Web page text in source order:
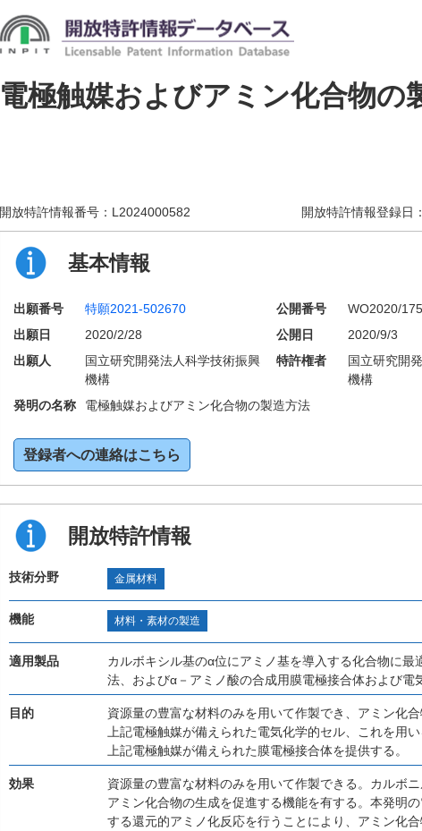
電極触媒およびアミン化合物の
開放特許情報番号： L2024000582 開放特許情報登録日：
基本情報
出願番号 特願2021-502670 公開番号 WO2020/
出願日
2020/2/28 公開日
2020/9/3
出願人
国立研究開発法人科学技術振興
機構
特許権者
国立研究開
機構
発明の名称 電極触媒およびアミン化合物の製造方法
登録者への連絡はこちら
開放特許情報
技術分野 金属材料
機能 材料・素材の製造
適用製品
カルボキシル基のα位にアミノ基を導入する化合物に
法、およびα－アミノ酸の合成用膜電極接合体および電
目的
資源量の豊富な材料のみを用いて作製でき、アミン化
上記電極触媒が備えられた電気化学的セル、これを用
上記電極触媒が備えられた膜電極接合体を提供する。
効果
資源量の豊富な材料のみを用いて作製できる。カルボ
アミン化合物の生成を促進する機能を有する。本発明
する還元的アミノ化反応を行うことにより、アミン化合